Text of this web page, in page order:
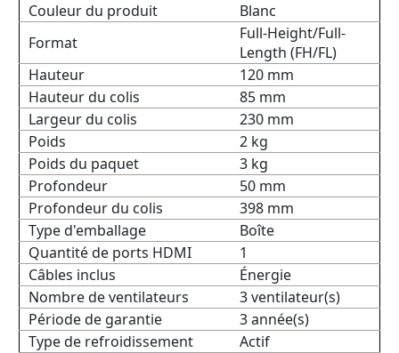
Couleur du produit
Blanc
Format
Full-Height/Full-
Length (FH/FL)
Hauteur
120 mm
Hauteur du colis
85 mm
Largeur du colis
230 mm
Poids
2 kg
Poids du paquet
3 kg
Profondeur
50 mm
Profondeur du colis
398 mm
Type d'emballage
Boîte
Quantité de ports HDMI
1
Câbles inclus
Énergie
Nombre de ventilateurs
3 ventilateur(s)
Période de garantie
3 année(s)
Type de refroidissement
Actif